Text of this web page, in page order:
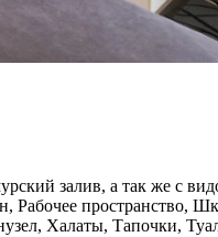
залив, а так же с
Рабочее
Халаты, Тапочки,